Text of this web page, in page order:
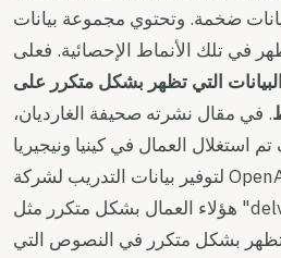
ضخمة. وتحتوي مجموعة بيانات
في تلك الأنماط الإحصائية. فعلى
التي تظهر بشكل متكرر على
. في مقال نشرته صحيفة الغارديان،
العمال في كينيا ونيجيريا
لتوفير بيانات التدريب لشركة OpenAI. الكلمات التي استخدمها
هؤلاء العمال بشكل متكرر مثل "delve" و"tapestry" هي
بشكل متكرر في النصوص التي